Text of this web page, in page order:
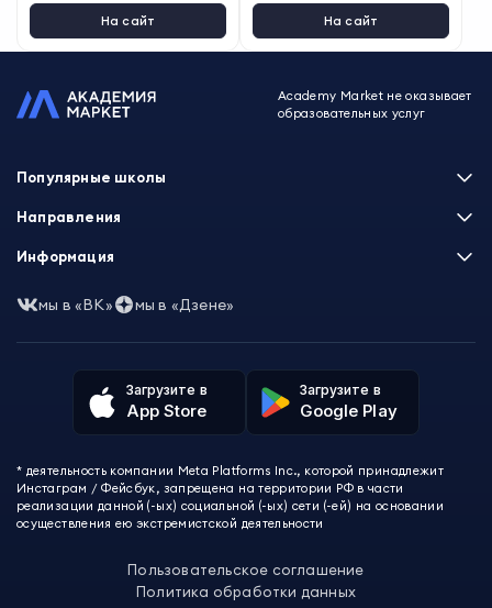
На сайт На сайт
Academy Market не оказывает
образовательных услуг
Загрузите в
App Store
Загрузите в
Google Play
* деятельность компании Meta Platforms Inc., которой принадлежит
Инстаграм / Фейсбук, запрещена на территории РФ в части
реализации данной (-ых) социальной (-ых) сети (-ей) на основании
осуществления ею экстремистской деятельности
Пользовательское соглашение
Политика обработки данных
Популярные школы
Skillbox
XYZ School
Skillfactory
Talentsy
ProductStar
Бруноям
EDPRO
Level One
Академия Эдюсон
Направления
Программирование
Маркетинг
Аналитика
Другие профессии
Красота и здоровье
Для детей и подростков
Психология
Информация
Часто задаваемые вопросы
Пользовательское соглашение
Политика обработки данных
Избранные курсы
Акции и скидки
О проекте
Контакты
мы в «ВК» мы в «Дзене»